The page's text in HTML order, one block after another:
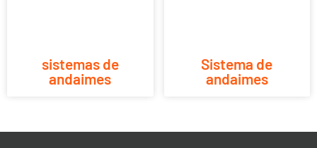
sistemas de
andaimes
Sistema de
andaimes